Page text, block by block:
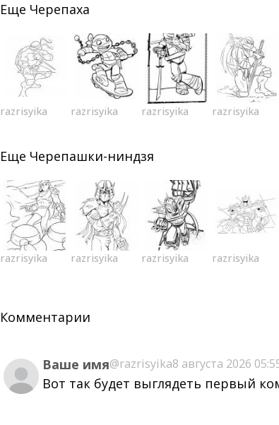
Еще Черепаха
razrisyika razrisyika razrisyika razrisyika
Еще Черепашки-ниндзя
razrisyika razrisyika razrisyika razrisyika
Комментарии
Ваше имя@razrisyika8 августа 2026
Вот так будет выглядеть первый